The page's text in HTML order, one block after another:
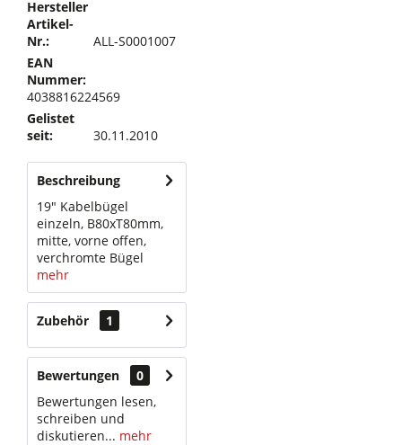
Hersteller
Artikel-
Nr.:
ALL-S0001007
EAN
Nummer:
4038816224569
Gelistet
seit:
30.11.2010
Beschreibung
19" Kabelbügel
einzeln, B80xT80mm,
mitte, vorne offen,
verchromte Bügel
mehr
Zubehör 1
Bewertungen
0
Bewertungen lesen,
schreiben und
diskutieren... mehr